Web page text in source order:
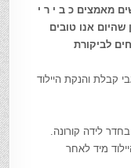
מאמצים כ ב י ר י
שהיום אנו טובים
לביקורת
קבלת והנקת היילוד
לידה קורונה.
מיד לאחר